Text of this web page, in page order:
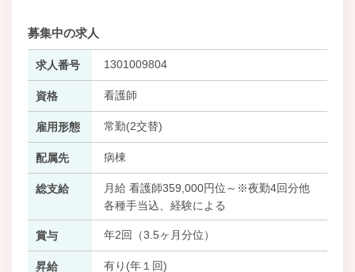
募集中の求人
求人番号 1301009804
資格 看護師
雇用形態 常勤(2交替)
配属先 病棟
総支給
月給 看護師359,000円位～※夜勤4回分他
各種手当込、経験による
賞与 年2回（3.5ヶ月分位）
昇給 有り(年１回)